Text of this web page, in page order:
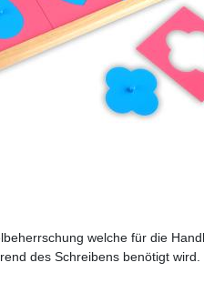
welche für die
des Schreibens benötigt wird.